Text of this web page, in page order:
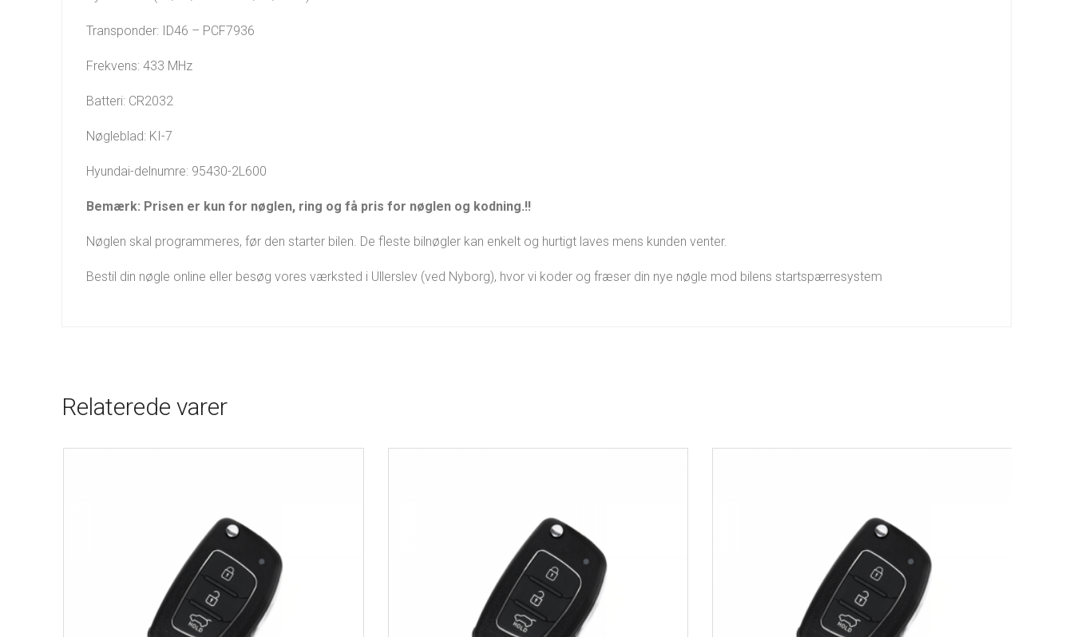
Transponder: ID46 – PCF7936
Frekvens: 433 MHz
Batteri: CR2032
Nøgleblad: KI-7
Hyundai-delnumre: 95430-2L600
Bemærk: Prisen er kun for nøglen, ring og få pris for nøglen og kodning.!!
Nøglen skal programmeres, før den starter bilen. De fleste bilnøgler kan enkelt og hurtigt laves mens kunden venter.
Bestil din nøgle online eller besøg vores værksted i Ullerslev (ved Nyborg), hvor vi koder og fræser din nye nøgle mod bilens startspærresystem
Relaterede varer